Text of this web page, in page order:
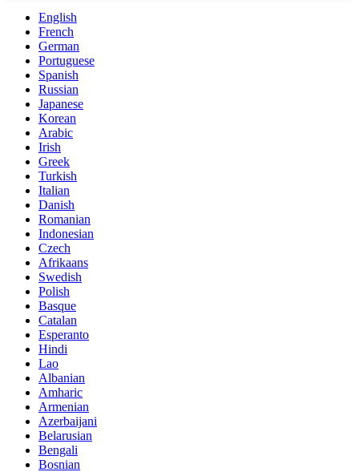
English
French
German
Portuguese
Spanish
Russian
Japanese
Korean
Arabic
Irish
Greek
Turkish
Italian
Danish
Romanian
Indonesian
Czech
Afrikaans
Swedish
Polish
Basque
Catalan
Esperanto
Hindi
Lao
Albanian
Amharic
Armenian
Azerbaijani
Belarusian
Bengali
Bosnian